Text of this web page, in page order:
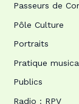
Passeurs de
Pôle Culture
Portraits
Pratique
Publics
Radio : RPV